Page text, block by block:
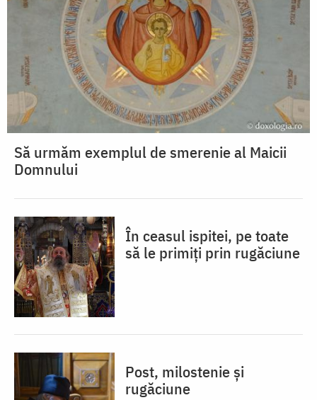
Să urmăm exemplul de smerenie al Maicii
Domnului
În ceasul ispitei, pe toate
să le primiți prin rugăciune
Post, milostenie și
rugăciune